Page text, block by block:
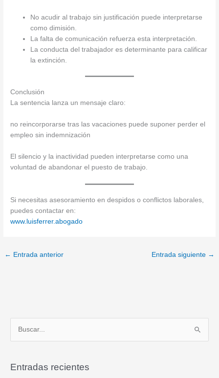
No acudir al trabajo sin justificación puede interpretarse
como dimisión.
La falta de comunicación refuerza esta interpretación.
La conducta del trabajador es determinante para calificar
la extinción.
Conclusión
La sentencia lanza un mensaje claro:
no reincorporarse tras las vacaciones puede suponer perder el
empleo sin indemnización
El silencio y la inactividad pueden interpretarse como una
voluntad de abandonar el puesto de trabajo.
Si necesitas asesoramiento en despidos o conflictos laborales,
puedes contactar en:
www.luisferrer.abogado
← Entrada anterior Entrada siguiente →
c
Entradas recientes